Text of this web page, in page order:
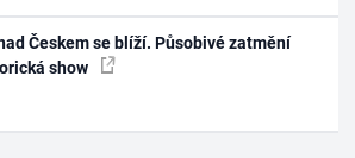
Českem se blíží. Působivé zatmění
show